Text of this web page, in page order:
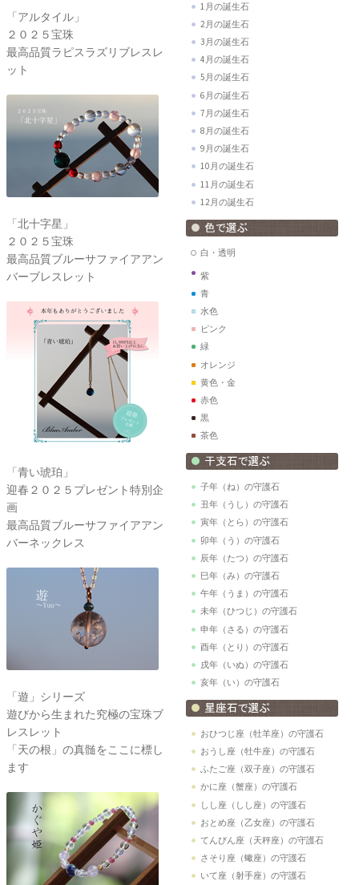
「アルタイル」
２０２５宝珠
最高品質ラピスラズリブレスレ
ット
「北十字星」
２０２５宝珠
最高品質ブルーサファイアアン
バーブレスレット
「青い琥珀」
迎春２０２５プレゼント特別企
画
最高品質ブルーサファイアアン
バーネックレス
「遊」シリーズ
遊びから生まれた究極の宝珠ブ
レスレット
「天の根」の真髄をここに標し
ます
1月の誕生石
2月の誕生石
3月の誕生石
4月の誕生石
5月の誕生石
6月の誕生石
7月の誕生石
8月の誕生石
9月の誕生石
10月の誕生石
11月の誕生石
12月の誕生石
白・透明
紫
青
水色
ピンク
緑
オレンジ
黄色・金
赤色
黒
茶色
子年（ね）の守護石
丑年（うし）の守護石
寅年（とら）の守護石
卯年（う）の守護石
辰年（たつ）の守護石
巳年（み）の守護石
午年（うま）の守護石
未年（ひつじ）の守護石
申年（さる）の守護石
酉年（とり）の守護石
戌年（いぬ）の守護石
亥年（い）の守護石
おひつじ座（牡羊座）の守護石
おうし座（牡牛座）の守護石
ふたご座（双子座）の守護石
かに座（蟹座）の守護石
しし座（しし座）の守護石
おとめ座（乙女座）の守護石
てんびん座（天秤座）の守護石
さそり座（蠍座）の守護石
いて座（射手座）の守護石